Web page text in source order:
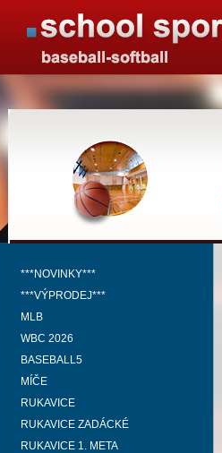
***NOVINKY***
***VÝPRODEJ***
MLB
WBC 2026
BASEBALL5
MÍČE
RUKAVICE
RUKAVICE ZADÁCKÉ
RUKAVICE 1. META